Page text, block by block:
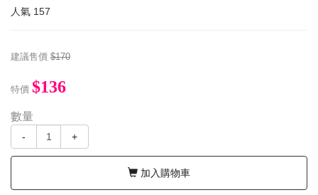
人氣 157
建議售價 $170
特價 $136
數量
- +
加入購物車